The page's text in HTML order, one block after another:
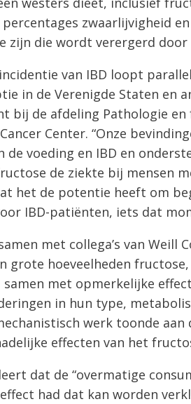
zwaarlijvigheid
zijn die wordt verergerd door
van IBD loopt
in de Verenigde Staten en
bij de afdeling Pathologie
Center. “Onze
de voeding en IBD en
de ziekte bij mensen
het de potentie heeft om
IBD-patiënten, iets dat
met collega’s van Weill
grote hoeveelheden
samen met opmerkelijke
in hun type,
werk toonde
effecten van het
dat de “overmatige
had dat kan worden